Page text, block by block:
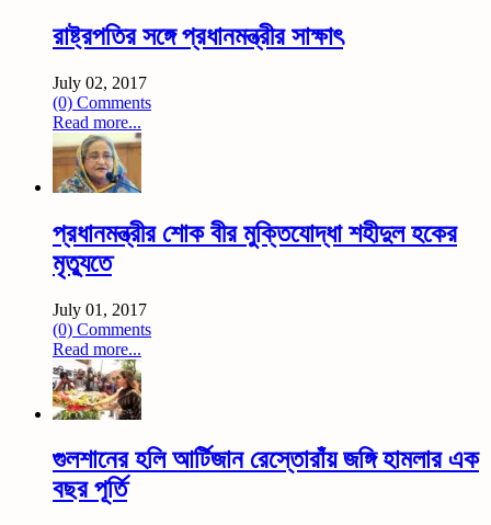
রাষ্ট্রপতির সঙ্গে প্রধানমন্ত্রীর সাক্ষাৎ
July 02, 2017
(0) Comments
Read more...
প্রধানমন্ত্রীর শোক বীর মুক্তিযোদ্ধা শহীদুল হকের
মৃত্যুতে
July 01, 2017
(0) Comments
Read more...
গুলশানের হলি আর্টিজান রেস্তোরাঁয় জঙ্গি হামলার এক
বছর পূর্তি